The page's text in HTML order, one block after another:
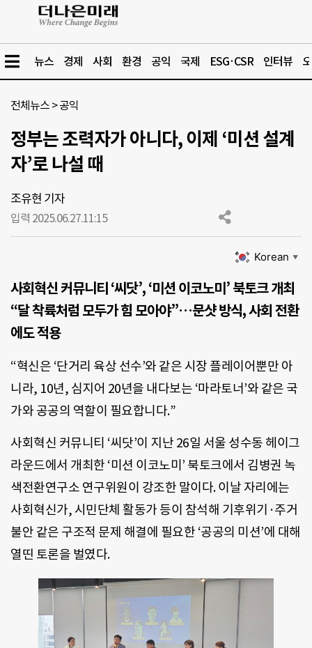
뉴스 경제 사회 환경 공익 국제 ESG·CSR 인터뷰
전체뉴스 >공익
정부는 조력자가 아니다, 이제 ‘미션 설계
자’로 나설 때
조유현 기자
입력 2025.06.27.11:15
Korean ▼
사회혁신 커뮤니티 ‘씨닷’, ‘미션 이코노미’ 북토크 개최
“달 착륙처럼 모두가 힘 모아야”…문샷 방식, 사회 전환
에도 적용
“혁신은 ‘단거리 육상 선수’와 같은 시장 플레이어뿐만 아
니라, 10년, 심지어 20년을 내다보는 ‘마라토너’와 같은 국
가와 공공의 역할이 필요합니다.”
사회혁신 커뮤니티 ‘씨닷’이 지난 26일 서울 성수동 헤이그
라운드에서 개최한 ‘미션 이코노미’ 북토크에서 김병권 녹
색전환연구소 연구위원이 강조한 말이다. 이날 자리에는
사회혁신가, 시민단체 활동가 등이 참석해 기후위기·주거
불안 같은 구조적 문제 해결에 필요한 ‘공공의 미션’에 대해
열띤 토론을 벌였다.